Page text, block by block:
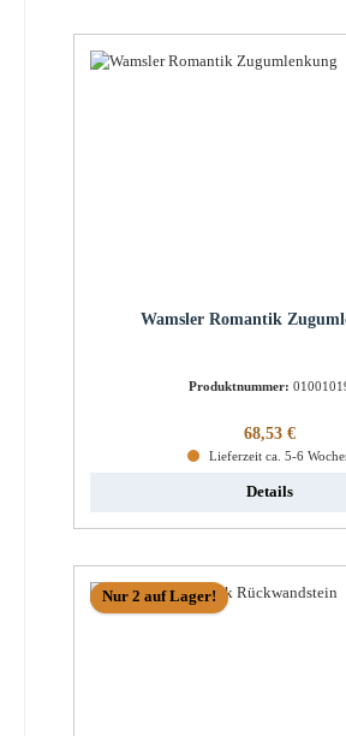
Wamsler Romantik
Produktnummer:
Regulärer Preis:
68,53 €
Lieferzeit ca. 5-6
Details
Nur 2 auf Lager!